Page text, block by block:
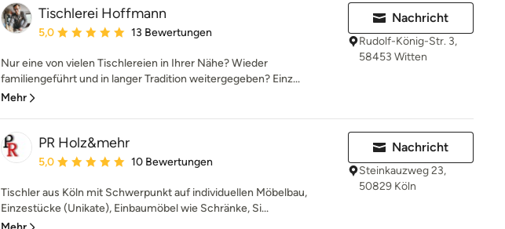
Tischlerei Hoffmann
Durchschnittliche Bewertung: 5 von 5 Sternen
5,0 13 Bewertungen
Nur eine von vielen Tischlereien in Ihrer Nähe? Wieder
familiengeführt und in langer Tradition weitergegeben? Einz...
Mehr
Nachricht
Rudolf-König-Str. 3,
58453 Witten
PR Holz&mehr
Durchschnittliche Bewertung: 5 von 5 Sternen
5,0 10 Bewertungen
Tischler aus Köln mit Schwerpunkt auf individuellen Möbelbau,
Einzestücke (Unikate), Einbaumöbel wie Schränke, Si...
Nachricht
Steinkauzweg 23,
50829 Köln